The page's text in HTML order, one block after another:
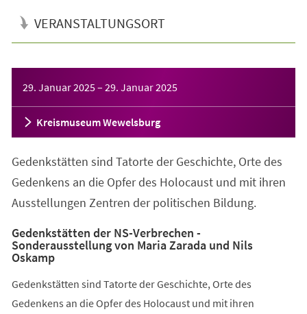
VERANSTALTUNGSORT
29. Januar 2025– 29. Januar 2025
Kreismuseum Wewelsburg
Gedenkstätten sind Tatorte der Geschichte, Orte des
Gedenkens an die Opfer des Holocaust und mit ihren
Ausstellungen Zentren der politischen Bildung.
Gedenkstätten der NS-Verbrechen -
Sonderausstellung von Maria Zarada und Nils
Oskamp
Gedenkstätten sind Tatorte der Geschichte, Orte des
Gedenkens an die Opfer des Holocaust und mit ihren